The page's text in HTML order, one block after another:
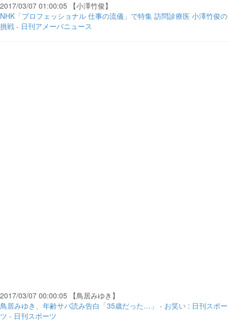
2017/03/07 01:00:05 【小澤竹俊】
NHK「プロフェッショナル 仕事の流儀」で特集 訪問診療医 小澤竹俊の
挑戦 - 日刊アメーバニュース
2017/03/07 00:00:05 【鳥居みゆき】
鳥居みゆき、年齢サバ読み告白「35歳だった…」 - お笑い : 日刊スポー
ツ - 日刊スポーツ